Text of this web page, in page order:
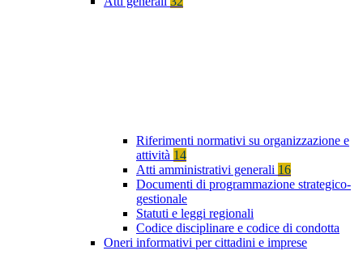
Riferimenti normativi su organizzazione e
attività 14
Atti amministrativi generali 16
Documenti di programmazione strategico-
gestionale
Statuti e leggi regionali
Codice disciplinare e codice di condotta
Oneri informativi per cittadini e imprese